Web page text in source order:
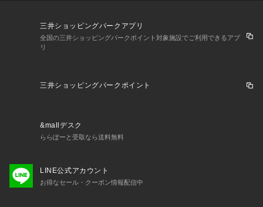
三井ショッピングパークアプリ
全国の三井ショッピングパークポイント対象施設でご利用できるアプ
リ
三井ショッピングパークポイント
&mallデスク
ららぽーと受取なら送料無料
LINE公式アカウント
お得なセール・クーポン情報配信中